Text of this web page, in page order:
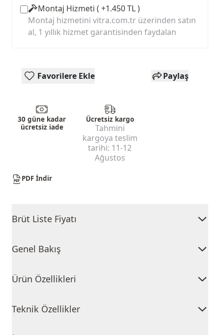
Montaj Hizmeti ( +1.450 TL )
Montaj hizmetini vitra.com.tr üzerinden satın
al, 1 yıllık hizmet garantisinden faydalan
Favorilere Ekle Paylaş
30 güne kadar
ücretsiz iade
Ücretsiz kargo
Tahmini
kargoya teslim
tarihi: 11-12
Ağustos
PDF İndir
Brüt Liste Fiyatı
Genel Bakış
Ürün Özellikleri
Teknik Özellikler